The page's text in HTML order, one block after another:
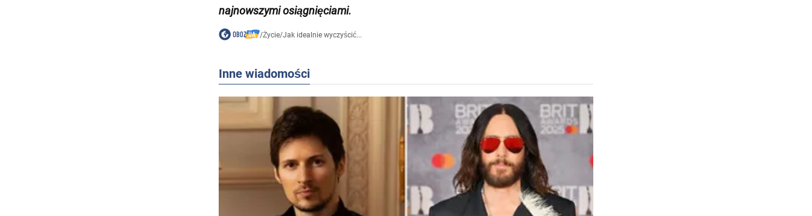
najnowszymi osiągnięciami.
/Życie/Jak idealnie wyczyścić...
Inne wiadomości